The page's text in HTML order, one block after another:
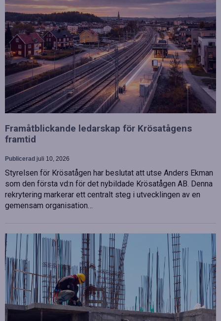
Framåtblickande ledarskap för Krösatågens
framtid
Publicerad juli 10, 2026
Styrelsen för Krösatågen har beslutat att utse Anders Ekman
som den första vd:n för det nybildade Krösatågen AB. Denna
rekrytering markerar ett centralt steg i utvecklingen av en
gemensam organisation…